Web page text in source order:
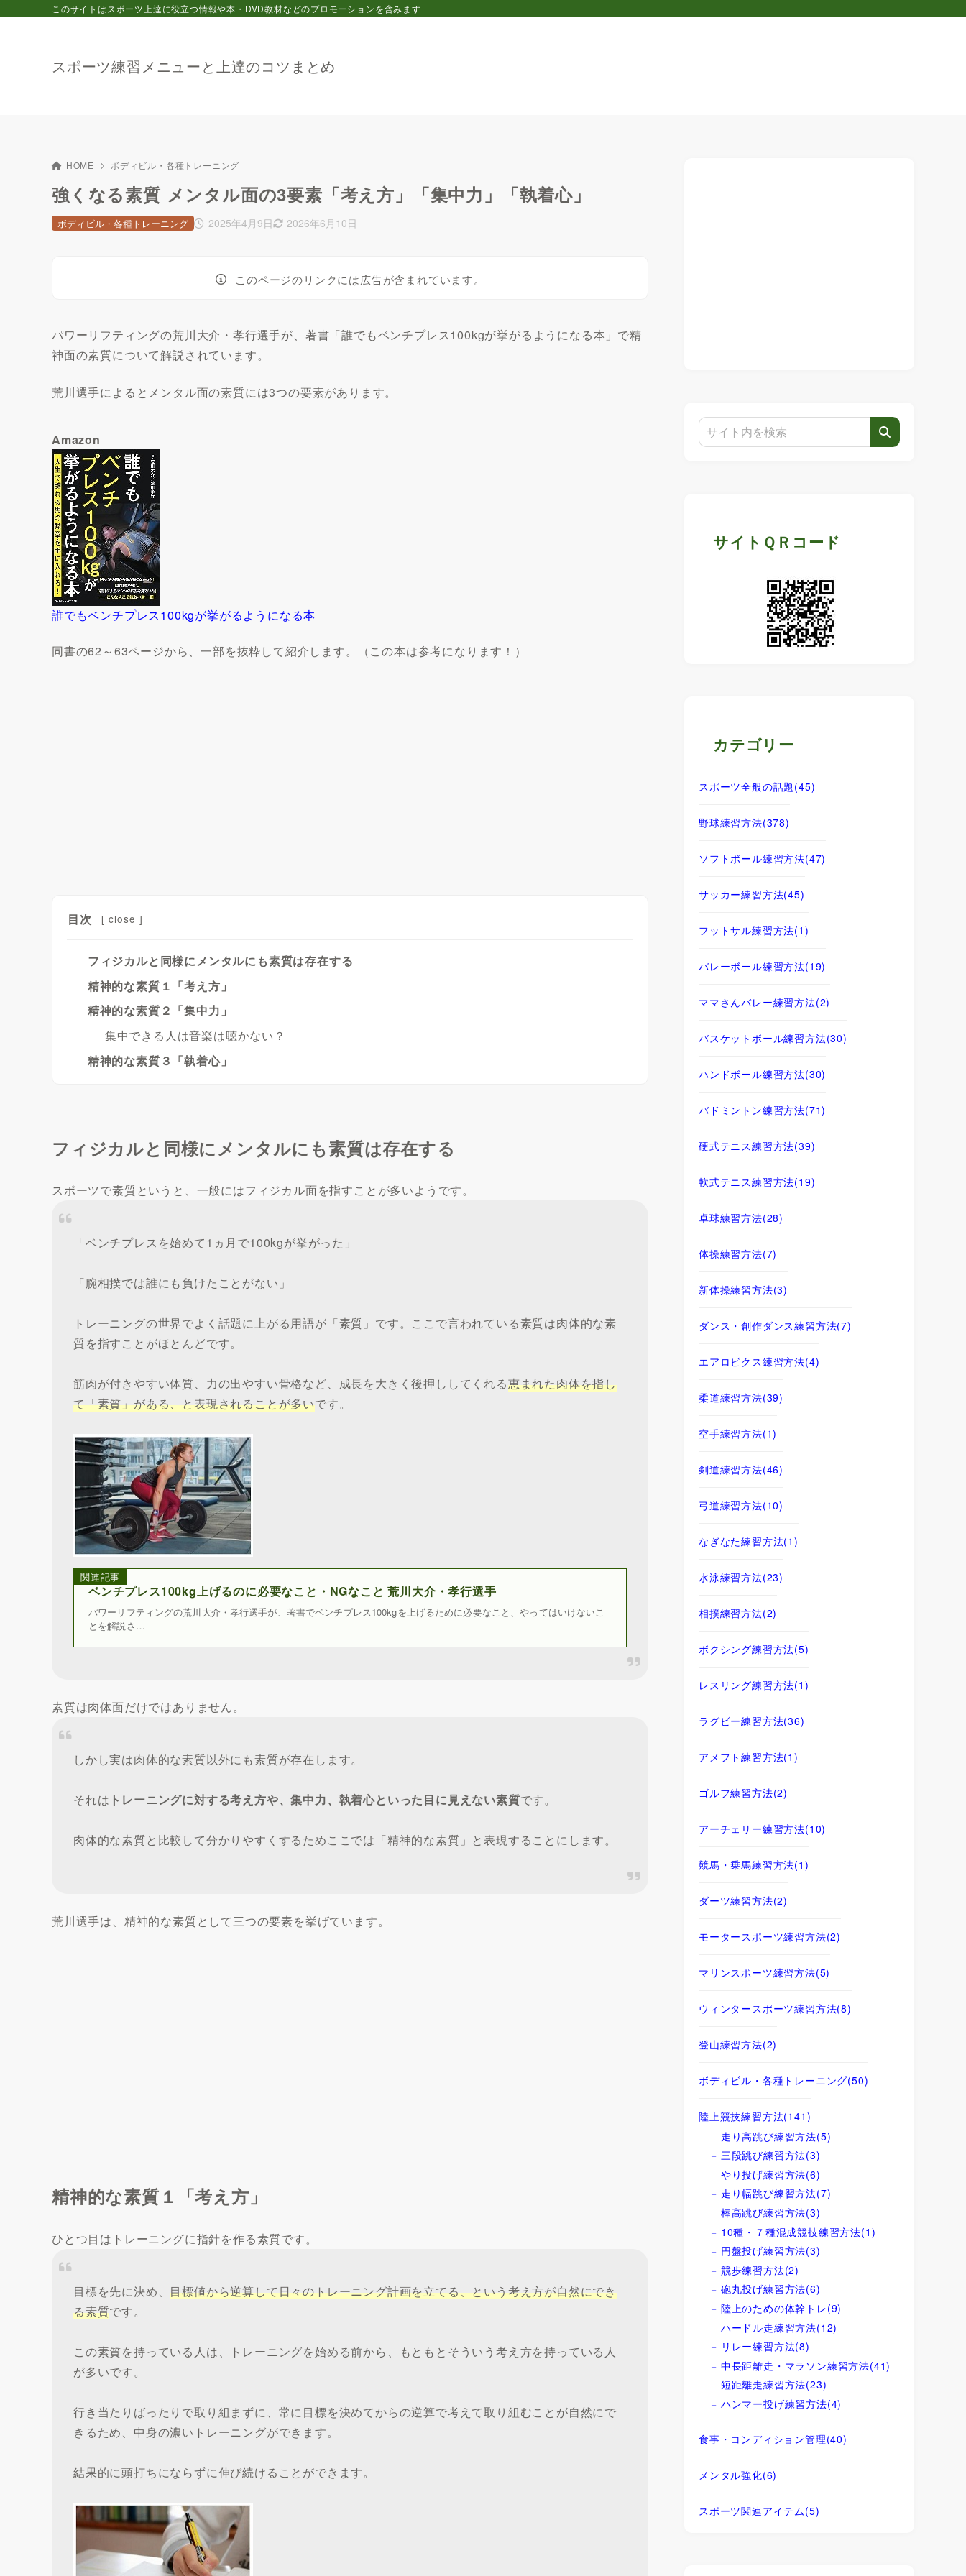
スポーツ練習メニューと上達のコツまとめ
このサイトはスポーツ上達に役立つ情報や本・DVD教材などのプロモーションを含みます
HOME ボディビル・各種トレーニング
強くなる素質 メンタル面の3要素「考え方」「集中力」「執着心」
2025年4月9日 2026年6月10日
ボディビル・各種トレーニング
このページのリンクには広告が含まれています。
パワーリフティングの荒川大介・孝行選手が、著書「誰でもベンチプレス100kgが挙がるようになる本」で精
神面の素質について解説されています。
荒川選手によるとメンタル面の素質には3つの要素があります。
Amazon
誰でもベンチプレス100kgが挙がるようになる本
同書の62～63ページから、一部を抜粋して紹介します。（この本は参考になります！）
目次 [ close ]
フィジカルと同様にメンタルにも素質は存在する
精神的な素質１「考え方」
精神的な素質２「集中力」
集中できる人は音楽は聴かない？
精神的な素質３「執着心」
フィジカルと同様にメンタルにも素質は存在する
スポーツで素質というと、一般にはフィジカル面を指すことが多いようです。
「ベンチプレスを始めて1ヵ月で100kgが挙がった」
「腕相撲では誰にも負けたことがない」
トレーニングの世界でよく話題に上がる用語が「素質」です。ここで言われている素質は肉体的な素
質を指すことがほとんどです。
筋肉が付きやすい体質、力の出やすい骨格など、成長を大きく後押ししてくれる恵まれた肉体を指し
て「素質」がある、と表現されることが多いです。
関連記事
ベンチプレス100kg上げるのに必要なこと・NGなこと 荒川大介・孝行選手
パワーリフティングの荒川大介・孝行選手が、著書でベンチプレス100kgを上げるために必要なこと、やってはいけないこ
とを解説さ…
素質は肉体面だけではありません。
しかし実は肉体的な素質以外にも素質が存在します。
それは トレーニングに対する考え方や、集中力、執着心といった目に見えない素質です。
肉体的な素質と比較して分かりやすくするためここでは「精神的な素質」と表現することにします。
荒川選手は、精神的な素質として三つの要素を挙げています。
精神的な素質１「考え方」
ひとつ目はトレーニングに指針を作る素質です。
目標を先に決め、目標値から逆算して日々のトレーニング計画を立てる、という考え方が自然にでき
る素質です。
この素質を持っている人は、トレーニングを始める前から、もともとそういう考え方を持っている人
が多いです。
行き当たりばったりで取り組まずに、常に目標を決めてからの逆算で考えて取り組むことが自然にで
きるため、中身の濃いトレーニングができます。
結果的に頭打ちにならずに伸び続けることができます。
サイトＱＲコード
カテゴリー
スポーツ全般の話題(45)
野球練習方法(378)
ソフトボール練習方法(47)
サッカー練習方法(45)
フットサル練習方法(1)
バレーボール練習方法(19)
ママさんバレー練習方法(2)
バスケットボール練習方法(30)
ハンドボール練習方法(30)
バドミントン練習方法(71)
硬式テニス練習方法(39)
軟式テニス練習方法(19)
卓球練習方法(28)
体操練習方法(7)
新体操練習方法(3)
ダンス・創作ダンス練習方法(7)
エアロビクス練習方法(4)
柔道練習方法(39)
空手練習方法(1)
剣道練習方法(46)
弓道練習方法(10)
なぎなた練習方法(1)
水泳練習方法(23)
相撲練習方法(2)
ボクシング練習方法(5)
レスリング練習方法(1)
ラグビー練習方法(36)
アメフト練習方法(1)
ゴルフ練習方法(2)
アーチェリー練習方法(10)
競馬・乗馬練習方法(1)
ダーツ練習方法(2)
モータースポーツ練習方法(2)
マリンスポーツ練習方法(5)
ウィンタースポーツ練習方法(8)
登山練習方法(2)
ボディビル・各種トレーニング(50)
陸上競技練習方法(141)
走り高跳び練習方法(5)
三段跳び練習方法(3)
やり投げ練習方法(6)
走り幅跳び練習方法(7)
棒高跳び練習方法(3)
10種・７種混成競技練習方法(1)
円盤投げ練習方法(3)
競歩練習方法(2)
砲丸投げ練習方法(6)
陸上のための体幹トレ(9)
ハードル走練習方法(12)
リレー練習方法(8)
中長距離走・マラソン練習方法(41)
短距離走練習方法(23)
ハンマー投げ練習方法(4)
食事・コンディション管理(40)
メンタル強化(6)
スポーツ関連アイテム(5)